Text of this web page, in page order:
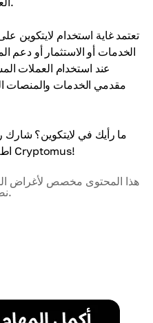
تعتمد غاية استخدام لايتكوين
الخدمات أو الاستثمار أو
عند استخدام العملات
مقدمي الخدمات والمنصات
ما رأيك في لايتكوين؟ شارك
اطلاع بمزيد من المقالات على مدونة Cryptomus!
هذا المحتوى مخصص لأغراض
نصيحة مالية أو استثمارية أو قانونية.